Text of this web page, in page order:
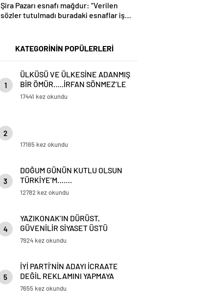
Şira Pazarı esnafı mağdur: “Verilen
sözler tutulmadı buradaki esnaflar iş
KATEGORİNİN POPÜLERLERİ
1
ÜLKÜSÜ VE ÜLKESİNE ADANMIŞ
BİR ÖMÜR…..İRFAN SÖNMEZ’LE
GÜNDEME DAİR..
17441 kez okundu
2
17165 kez okundu
3
DOĞUM GÜNÜN KUTLU OLSUN
TÜRKİYE’M…….
12782 kez okundu
4
YAZIKONAK’IN DÜRÜST,
GÜVENİLİR SİYASET ÜSTÜ
BAŞKANI: HATİF ÇADIRCI…
7924 kez okundu
5
İYİ PARTİ’NİN ADAYI İCRAATE
DEĞİL REKLAMINI YAPMAYA
ADAY…
7655 kez okundu